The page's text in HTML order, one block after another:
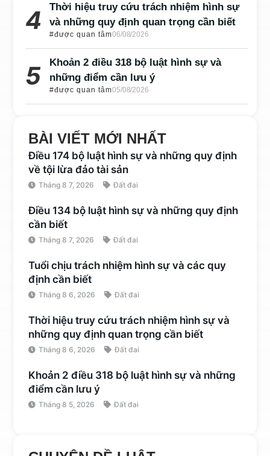
Thời hiệu truy cứu trách nhiệm hình sự
và những quy định quan trọng cần biết
#được quan tâm06/08/2026
Khoản 2 điều 318 bộ luật hình sự và
những điểm cần lưu ý
#được quan tâm05/08/2026
BÀI VIẾT MỚI NHẤT
Điều 174 bộ luật hình sự và những quy định
về tội lừa đảo tài sản
Tháng 8 7, 2026 Đất đai
Điều 134 bộ luật hình sự và những quy định
cần biết
Tháng 8 7, 2026 Đất đai
Tuổi chịu trách nhiệm hình sự và các quy
định cần biết
Tháng 8 6, 2026 Đất đai
Thời hiệu truy cứu trách nhiệm hình sự và
những quy định quan trọng cần biết
Tháng 8 6, 2026 Đất đai
Khoản 2 điều 318 bộ luật hình sự và những
điểm cần lưu ý
Tháng 8 5, 2026 Đất đai